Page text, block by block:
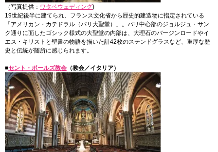
（写真提供： ワタベウェディング)
19世紀後半に建てられ、フランス文化省から歴史的建造物に指定されている
「アメリカン・カテドラル（パリ大聖堂）」。パリ中心部のジョルジュ・サン
ク通りに面したゴシック様式の大聖堂の内部は、大理石のバージンロードやイ
エス・キリストと聖書の物語を描いた計42枚のステンドグラスなど、重厚な歴
史と伝統が随所に感じられます。
■セント・ポールズ教会 （教会／イタリア）